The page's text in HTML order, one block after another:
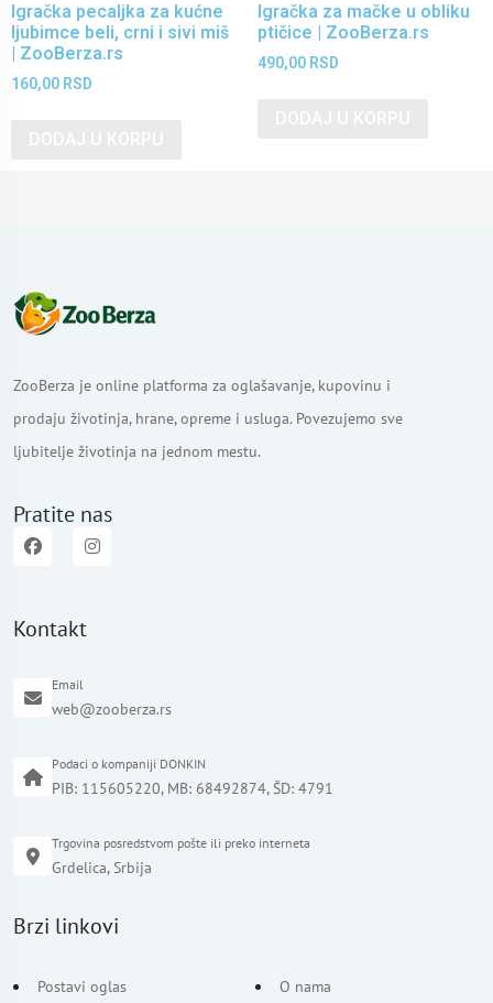
Igračka pecaljka za kućne
ljubimce beli, crni i sivi miš
| ZooBerza.rs
160,00 RSD
Igračka za mačke u obliku
ptičice | ZooBerza.rs
490,00 RSD
ZooBerza je online platforma za oglašavanje, kupovinu i
prodaju životinja, hrane, opreme i usluga. Povezujemo sve
ljubitelje životinja na jednom mestu.
Pratite nas
Kontakt
Email
web@zooberza.rs
Podaci o kompaniji DONKIN
PIB: 115605220, MB: 68492874, ŠD: 4791
Trgovina posredstvom pošte ili preko interneta
Grdelica, Srbija
Brzi linkovi
Postavi oglas O nama